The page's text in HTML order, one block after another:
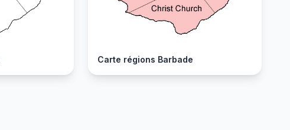
Carte régions Barbade